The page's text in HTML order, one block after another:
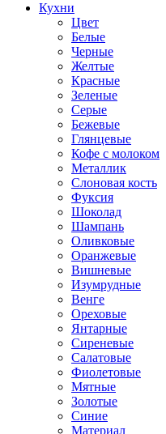
Кухни
Цвет
Белые
Черные
Желтые
Красные
Зеленые
Серые
Бежевые
Глянцевые
Кофе с молоком
Металлик
Слоновая кость
Фуксия
Шоколад
Шампань
Оливковые
Оранжевые
Вишневые
Изумрудные
Венге
Ореховые
Янтарные
Сиреневые
Салатовые
Фиолетовые
Мятные
Золотые
Синие
Материал